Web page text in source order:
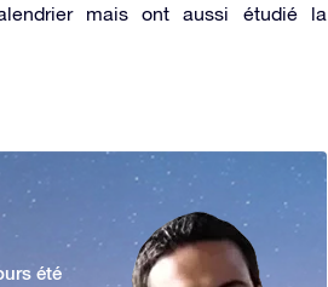
mais ont aussi étudié la
été